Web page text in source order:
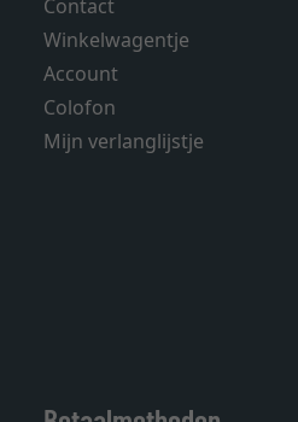
Contact
Winkelwagentje
Account
Colofon
Mijn verlanglijstje